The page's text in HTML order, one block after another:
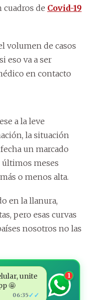
de Covid-19
volumen de casos
eso va a ser
en contacto
a la leve
la situación
un marcado
últimos meses
o menos alta.
en la llanura,
pero esas curvas
nosotros no las
unite
🤩
06:35✓✓
1